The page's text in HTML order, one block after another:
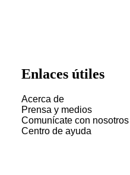
Enlaces útiles
Acerca de
Prensa y medios
Comunícate con nosotros
Centro de ayuda